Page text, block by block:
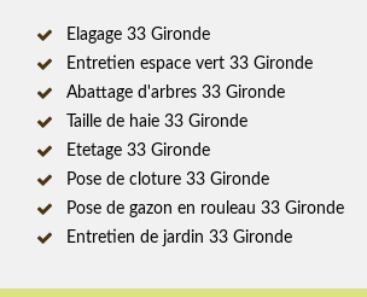
Elagage 33 Gironde
Entretien espace vert 33 Gironde
Abattage d'arbres 33 Gironde
Taille de haie 33 Gironde
Etetage 33 Gironde
Pose de cloture 33 Gironde
Pose de gazon en rouleau 33 Gironde
Entretien de jardin 33 Gironde